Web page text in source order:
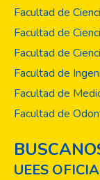
Facultad de
Facultad de
Facultad de
Facultad de
Facultad de
Facultad de
UEES